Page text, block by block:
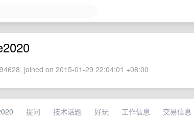
joined on 2015-01-29 22:04:01 +08:00
提问 技术话题 好玩 工作信息 交易信息